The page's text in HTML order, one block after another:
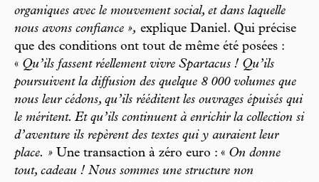
organiques avec le mouvement social, et dans laquelle
nous avons confiance », explique Daniel. Qui précise
que des conditions ont tout de même été posées :
« Qu’ils fassent réellement vivre Spartacus ! Qu’ils
poursuivent la diffusion des quelque 8 000 volumes que
nous leur cédons, qu’ils rééditent les ouvrages épuisés qui
le méritent. Et qu’ils continuent à enrichir la collection si
d’aventure ils repèrent des textes qui y auraient leur
place. » Une transaction à zéro euro : « On donne
tout, cadeau ! Nous sommes une structure non